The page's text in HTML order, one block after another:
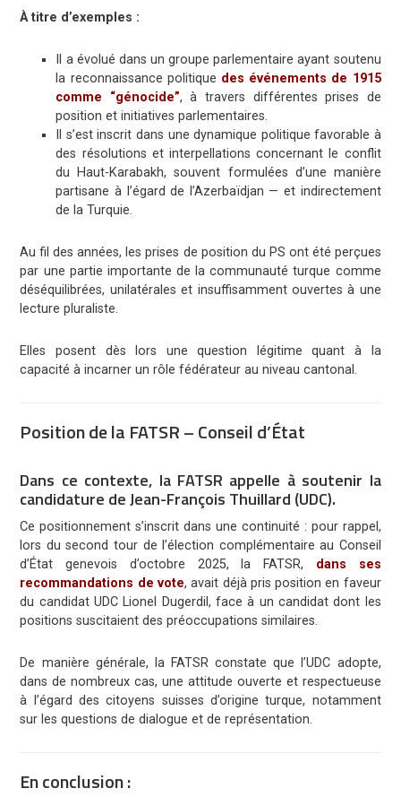
À titre d’exemples :
Il a évolué dans un groupe parlementaire ayant soutenu
la reconnaissance politique des événements de 1915
comme “génocide”, à travers différentes prises de
position et initiatives parlementaires.
Il s’est inscrit dans une dynamique politique favorable à
des résolutions et interpellations concernant le conflit
du Haut-Karabakh, souvent formulées d’une manière
partisane à l’égard de l’Azerbaïdjan — et indirectement
de la Turquie.
Au fil des années, les prises de position du PS ont été perçues
par une partie importante de la communauté turque comme
déséquilibrées, unilatérales et insuffisamment ouvertes à une
lecture pluraliste.
Elles posent dès lors une question légitime quant à la
capacité à incarner un rôle fédérateur au niveau cantonal.
Position de la FATSR – Conseil d’État
Dans ce contexte, la FATSR appelle à soutenir la
candidature deJean-François Thuillard (UDC).
Ce positionnement s’inscrit dans une continuité : pour rappel,
lors du second tour de l’élection complémentaire au Conseil
d’État genevois d’octobre 2025, la FATSR, dans ses
recommandations de vote, avait déjà pris position en faveur
du candidat UDC Lionel Dugerdil , face à un candidat dont les
positions suscitaient des préoccupations similaires.
De manière générale, la FATSR constate que l’UDC adopte,
dans de nombreux cas, une attitude ouverte et respectueuse
à l’égard des citoyens suisses d’origine turque, notamment
sur les questions de dialogue et de représentation.
En conclusion: